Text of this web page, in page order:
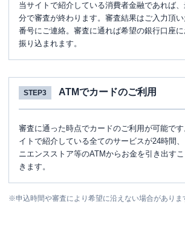
駐車場 ✕
住所
名称
東口第一出張所
営業時間
土曜：09:00-21:00
日祝：09:00-21:00
日祝：-
当サイトで紹介している消費者金融であれば
分で審査が終わります。審査結果はご入力頂
番号にご連絡。審査に通れば希望の銀行口座
振り込まれます。
STEP3 ATMでカードのご利用
審査に通った時点でカードのご利用が可能で
イトで紹介している全てのサービスが24時間
ニエンスストア等のATMからお金を引き出す
きます。
※申込時間や審査により希望に沿えない場合がありま